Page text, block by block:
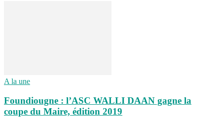
A la une
Foundiougne : l’ASC WALLI DAAN gagne la
coupe du Maire, édition 2019